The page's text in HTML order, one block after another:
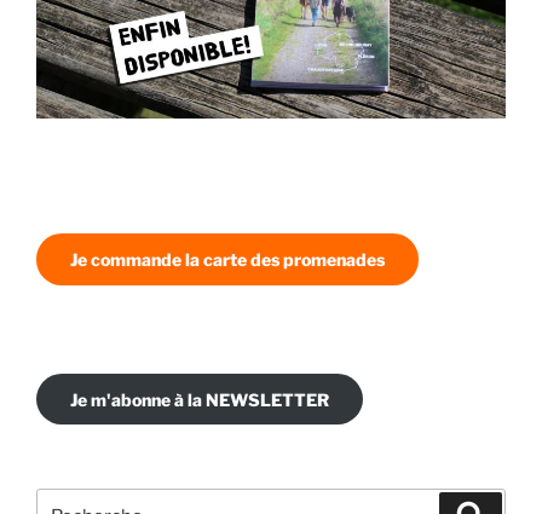
Je commande la carte des promenades
Je m'abonne à la NEWSLETTER